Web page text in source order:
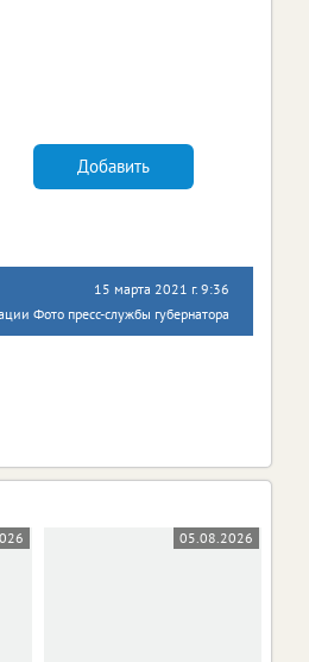
Добавить
15 марта 2021 г. 9:36
Фото пресс-службы губернатора
05.08.2026